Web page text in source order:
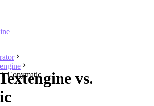
Copymatic
vs.